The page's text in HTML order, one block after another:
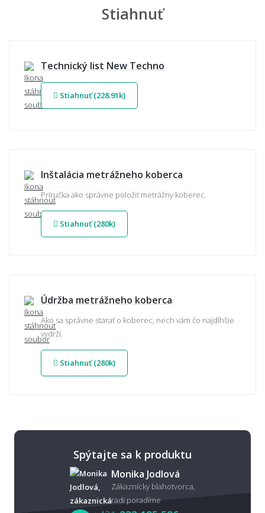
Stiahnuť
Technický list New Techno
Stiahnuť (228.91k)
Inštalácia metrážneho koberca
Príručka ako správne položiť metrážny koberec.
Stiahnuť (280k)
Údržba metrážneho koberca
Ako sa správne starať o koberec, nech vám čo najdlhšie
vydrží.
Stiahnuť (280k)
Spýtajte sa k produktu
Monika Jodlová
Zákaznícky blahotvorca,
radi poradíme